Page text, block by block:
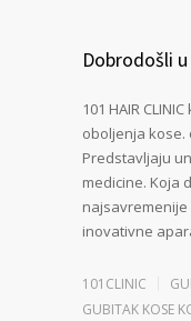
Dobrodošli u
101 HAIR
oboljenja kose.
Predstavljaju
medicine. Koja
inovativne
101CLINIC
GUBITAK KOSE